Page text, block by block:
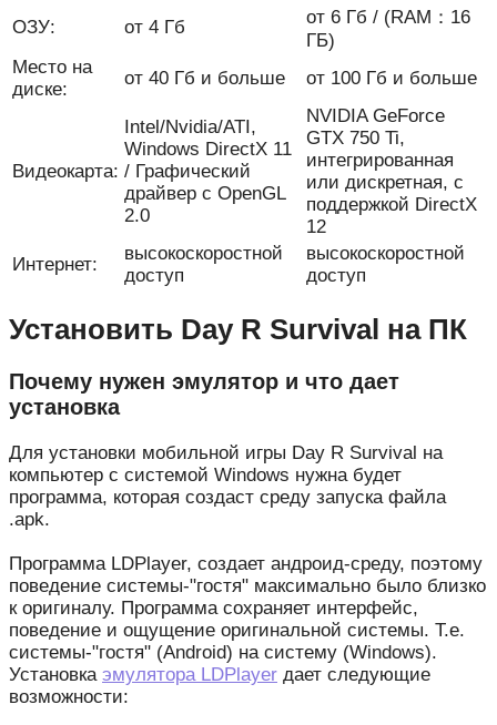
ОЗУ:
от 4 Гб
от 6 Гб / (RAM：16
ГБ)
Место на
диске:
от 40 Гб и больше от 100 Гб и больше
Видеокарта:
Intel/Nvidia/ATI,
Windows DirectX 11
/ Графический
драйвер с OpenGL
2.0
NVIDIA GeForce
GTX 750 Ti,
интегрированная
или дискретная, с
поддержкой DirectX
12
Интернет:
высокоскоростной
доступ
высокоскоростной
доступ
Установить Day R Survival на ПК
Почему нужен эмулятор и что дает
установка
Для установки мобильной игры Day R Survival на
компьютер с системой Windows нужна будет
программа, которая создаст среду запуска файла
.apk.
Программа LDPlayer, создает андроид-среду, поэтому
поведение системы-"гостя" максимально было близко
к оригиналу. Программа сохраняет интерфейс,
поведение и ощущение оригинальной системы. Т.е.
системы-"гостя" (Android) на систему (Windows).
Установка эмулятора LDPlayer дает следующие
возможности: